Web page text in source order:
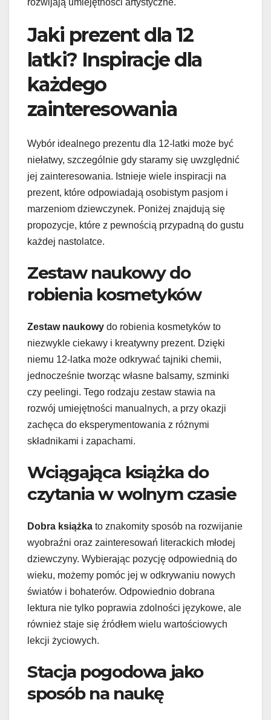
rozwijają umiejętności artystyczne.
Jaki prezent dla 12
latki? Inspiracje dla
każdego
zainteresowania
Wybór idealnego prezentu dla 12-latki może być
niełatwy, szczególnie gdy staramy się uwzględnić
jej zainteresowania. Istnieje wiele inspiracji na
prezent, które odpowiadają osobistym pasjom i
marzeniom dziewczynek. Poniżej znajdują się
propozycje, które z pewnością przypadną do gustu
każdej nastolatce.
Zestaw naukowy do
robienia kosmetyków
Zestaw naukowy do robienia kosmetyków to
niezwykle ciekawy i kreatywny prezent. Dzięki
niemu 12-latka może odkrywać tajniki chemii,
jednocześnie tworząc własne balsamy, szminki
czy peelingi. Tego rodzaju zestaw stawia na
rozwój umiejętności manualnych, a przy okazji
zachęca do eksperymentowania z różnymi
składnikami i zapachami.
Wciągająca książka do
czytania w wolnym czasie
Dobra książka to znakomity sposób na rozwijanie
wyobraźni oraz zainteresowań literackich młodej
dziewczyny. Wybierając pozycję odpowiednią do
wieku, możemy pomóc jej w odkrywaniu nowych
światów i bohaterów. Odpowiednio dobrana
lektura nie tylko poprawia zdolności językowe, ale
również staje się źródłem wielu wartościowych
lekcji życiowych.
Stacja pogodowa jako
sposób na naukę